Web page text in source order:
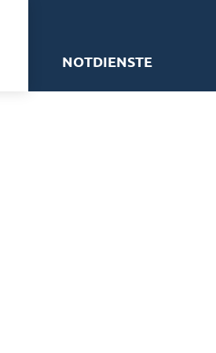
NOTDIENSTE